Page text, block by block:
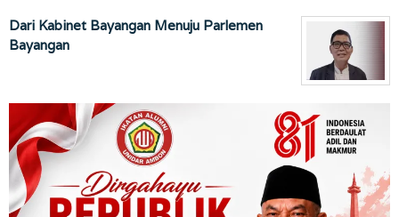
Dari Kabinet Bayangan Menuju Parlemen
Bayangan